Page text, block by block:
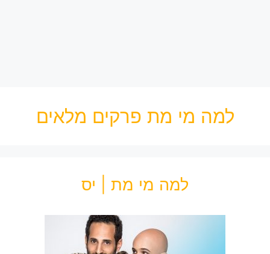
למה מי מת פרקים מלאים
למה מי מת | יס